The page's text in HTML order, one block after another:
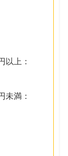
以上：
未満：